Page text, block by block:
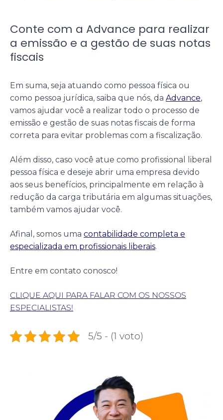
Conte com a Advance para realizar
a emissão e a gestão de suas notas
fiscais
Em suma, seja atuando como pessoa física ou
como pessoa jurídica, saiba que nós, da Advance,
vamos ajudar você a realizar todo o processo de
emissão e gestão de suas notas fiscais de forma
correta para evitar problemas com a fiscalização.
Além disso, caso você atue como profissional liberal
pessoa física e deseje abrir uma empresa devido
aos seus benefícios, principalmente em relação à
redução da carga tributária em algumas situações,
também vamos ajudar você.
Afinal, somos uma contabilidade completa e
especializada em profissionais liberais.
Entre em contato conosco!
CLIQUE AQUI PARA FALAR COM OS NOSSOS
ESPECIALISTAS!
5/5 - (1 voto)